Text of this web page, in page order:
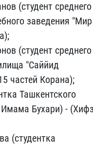
(студент среднего
заведения "Мир
(студент среднего
"Саййид
частей Корана);
Ташкентского
Имама Бухари) -
(студентка